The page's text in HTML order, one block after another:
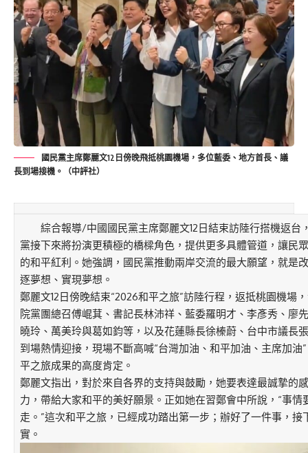
國民黨主席鄭麗文12日傍晚飛抵桃園機場，多位藍委、地方首長、議
長到場接機。（中評社）
綜合報導/中國國民黨主席鄭麗文12日結束訪陸行搭機返台
黨接下來將扮演更積極的橋樑角色，提供更多具體管道，讓民
的和平紅利。她強調，國民黨推動兩岸交流的最大願望，就是
逐夢想、實現夢想。
鄭麗文12日傍晚結束“2026和平之旅”訪陸行程，返抵桃園機場
院黨團總召傅崐萁、書記長林沛祥、藍委羅明才、李彥秀、廖
曉玲、萬美玲與葛如鈞等，以及花蓮縣長徐榛蔚、台中市議長
到場熱情迎接，現場不斷高喊“台灣加油、和平加油、主席加油
平之旅成果的高度肯定。
鄭麗文指出，對於來自各界的支持與鼓勵，她要表達最誠摯的
力，帶給大家和平的美好願景。正如她在習鄭會中所說，“事
走。”這次和平之旅，已經成功踏出第一步；辦好了一件事，
實。